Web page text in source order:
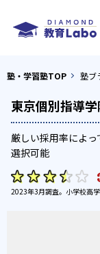
塾・学習塾TOP 塾ブ
東京個別指導
厳しい採用率によ
選択可能
2023年3月調査。 小学校高